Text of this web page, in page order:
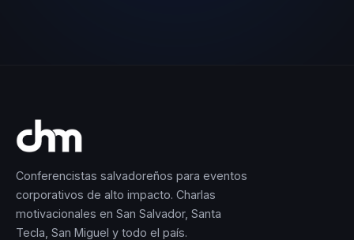
Conferencistas salvadoreños para eventos
corporativos de alto impacto. Charlas
motivacionales en San Salvador, Santa
Tecla, San Miguel y todo el país.